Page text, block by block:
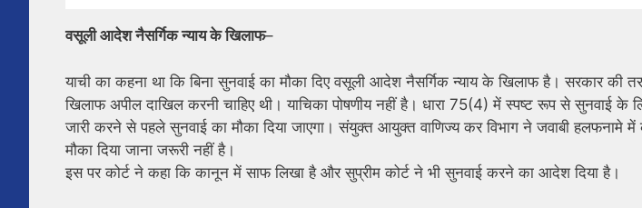
वसूली आदेश नैसर्गिक न्याय के खिलाफ–
याची का कहना था कि बिना सुनवाई का मौका दिए वसूली आदेश नैसर्गिक न्याय के खिलाफ है। सरकार
खिलाफ अपील दाखिल करनी चाहिए थी। याचिका पोषणीय नहीं है। धारा 75(4) में स्पष्ट रूप से सुनवाई
जारी करने से पहले सुनवाई का मौका दिया जाएगा। संयुक्त आयुक्त वाणिज्य कर विभाग ने जवाबी हलफनामे में
मौका दिया जाना जरूरी नहीं है।
इस पर कोर्ट ने कहा कि कानून में साफ लिखा है और सुप्रीम कोर्ट ने भी सुनवाई करने का आदेश दिया है।